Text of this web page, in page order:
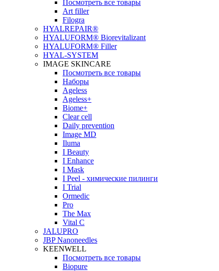
Посмотреть все товары
Art filler
Filogra
НYALREPAIR®
HYALUFORM® Biorevitalizant
HYALUFORM® Filler
HYAL-SYSTEM
IMAGE SKINCARE
Посмотреть все товары
Наборы
Ageless
Ageless+
Biome+
Clear cell
Daily prevention
Image MD
Iluma
I Beauty
I Enhance
I Mask
I Peel - химические пилинги
I Trial
Ormedic
Pro
The Max
Vital C
JALUPRO
JBP Nanoneedles
KEENWELL
Посмотреть все товары
Biopure